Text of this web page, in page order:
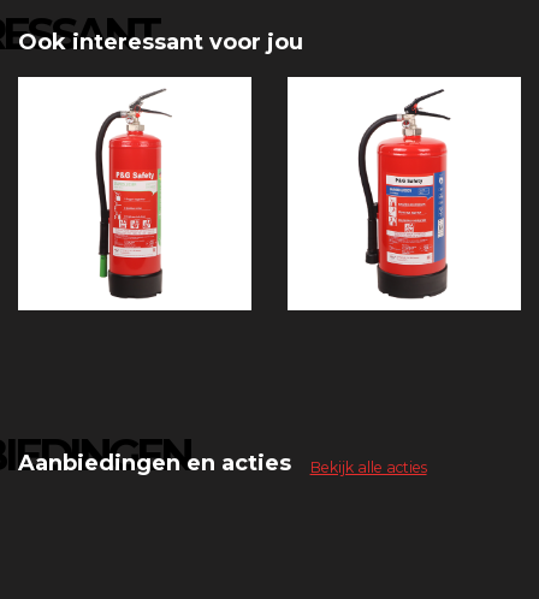
Ook interessant voor jou
Aanbiedingen en acties Bekijk alle acties